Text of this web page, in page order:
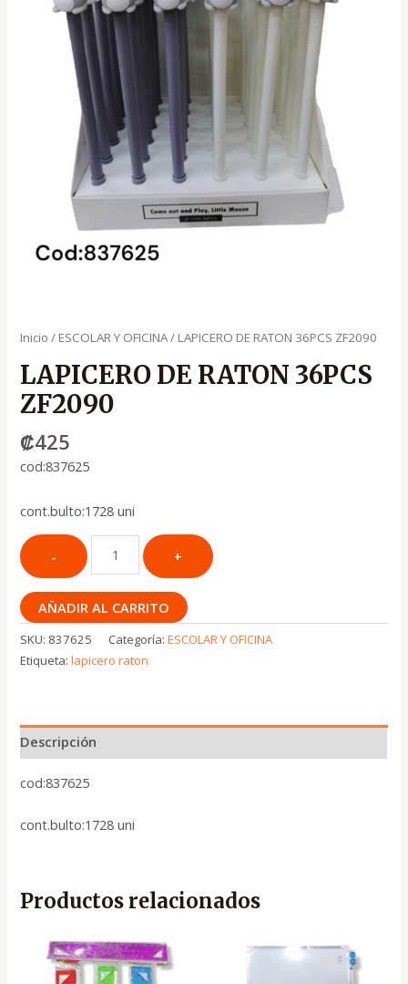
Inicio / ESCOLAR Y OFICINA/ LAPICERO DE RATON 36PCS ZF2090
LAPICERO DE RATON 36PCS
ZF2090
₡425
cod:837625
cont.bulto:1728 uni
AÑADIR AL CARRITO
SKU: 837625 Categoría:ESCOLAR Y OFICINA
Etiqueta:lapicero raton
Descripción
cod:837625
cont.bulto:1728 uni
Productos relacionados
precio
original
precio
actual